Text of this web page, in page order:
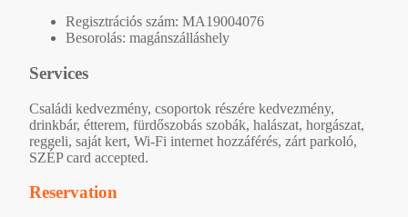
Regisztrációs szám: MA19004076
Besorolás: magánszálláshely
Services
Családi kedvezmény, csoportok részére kedvezmény,
drinkbár, étterem, fürdőszobás szobák, halászat, horgászat,
reggeli, saját kert, Wi-Fi internet hozzáférés, zárt parkoló,
SZÉP card accepted.
Reservation